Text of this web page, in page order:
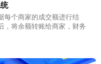
每个商家的成交额进行结
，将余额转账给商家，财务